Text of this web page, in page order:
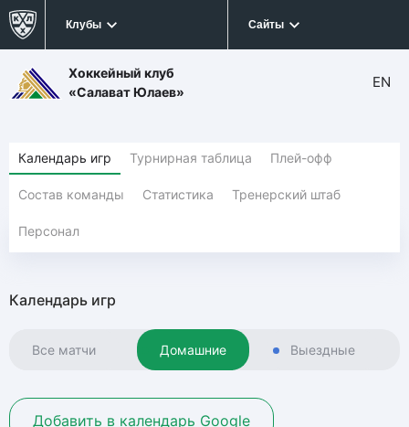
Клубы Сайты
Хоккейный клуб
«Салават Юлаев»
EN
Календарь игр Турнирная таблица Плей-офф
Состав команды Статистика Тренерский штаб
Персонал
Календарь игр
Все матчи Домашние Выездные
Добавить в календарь Google